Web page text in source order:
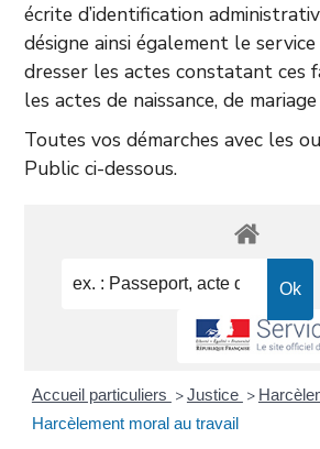
écrite d’identification
désigne ainsi également le
dresser les actes constatant ces
les actes de naissance, de
Toutes vos démarches avec les
Public ci-dessous.
Accueil particuliers >Justice >
Harcèlement moral au travail